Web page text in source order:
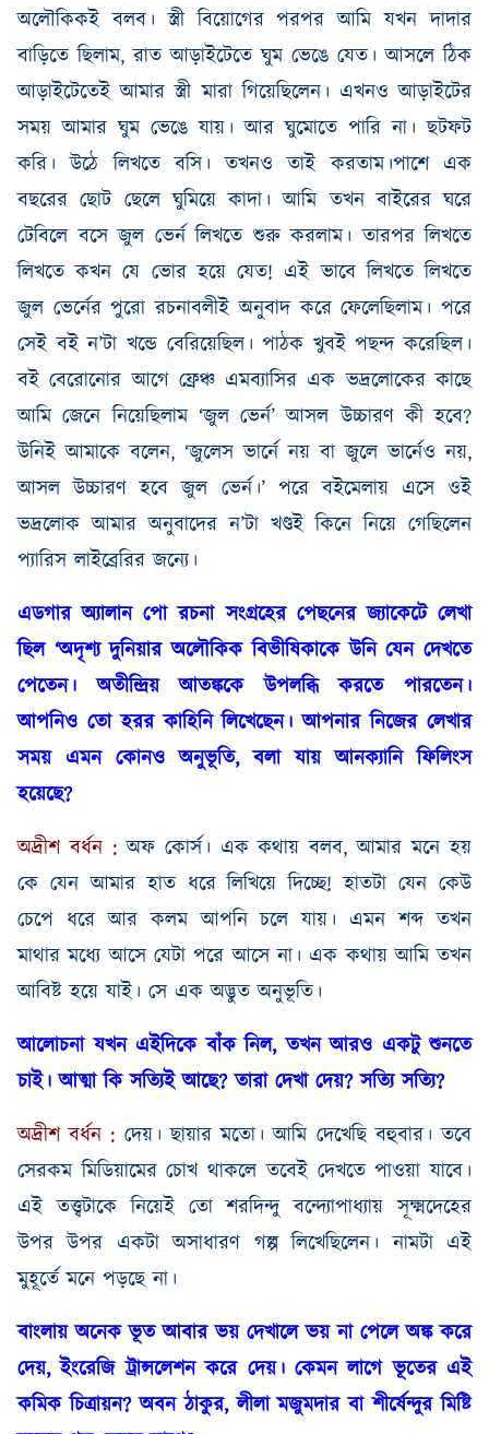
অলৌকিকই বলব। স্ত্রী বিয়োগের পরপর আমি যখন দাদার
বাড়িতে ছিলাম,রাত আড়াইটেতে ঘুম ভেঙে যেত। আসলে ঠিক
আড়াইটেতেই আমার স্ত্রী মারা গিয়েছিলেন। এখনও আড়াইটের
সময় আমার ঘুম ভেঙে যায়। আর ঘুমোতে পারি না। ছটফট
করি। উঠে লিখতে বসি। তখনও তাই করতাম।পাশে এক
বছরের ছোট ছেলে ঘুমিয়ে কাদা। আমি তখন বাইরের ঘরে
টেবিলে বসে জুল ভের্ন লিখতে শুরু করলাম। তারপর লিখতে
লিখতে কখন যে ভোর হয়ে যেত! এই ভাবে লিখতে লিখতে
জুল ভের্নের পুরো রচনাবলীই অনুবাদ করে ফেলেছিলাম। পরে
সেই বই ন’টা খন্ডে বেরিয়েছিল। পাঠক খুবই পছন্দ করেছিল।
বই বেরোনোর আগে ফ্রেঞ্চ এমব্যাসির এক ভদ্রলোকের কাছে
আমি জেনে নিয়েছিলাম ‘জুল ভের্ন’ আসল উচ্চারণ কী হবে?
উনিই আমাকে বলেন, ‘জুলেস ভার্নে নয় বা জুলে ভার্নেও নয়,
আসল উচ্চারণ হবে জুল ভের্ন।’ পরে বইমেলায় এসে ওই
ভদ্রলোক আমার অনুবাদের ন’টা খণ্ডই কিনে নিয়ে গেছিলেন
প্যারিস লাইব্রেরির জন্যে।
এডগার অ্যালান পো রচনা সংগ্রহের পেছনের জ্যাকেটে লেখা
ছিল ‘অদৃশ্য দুনিয়ার অলৌকিক বিভীষিকাকে উনি যেন দেখতে
পেতেন। অতীন্দ্রিয় আতঙ্ককে উপলব্ধি করতে পারতেন।
আপনিও তো হরর কাহিনি লিখেছেন। আপনার নিজের লেখার
সময় এমন কোনও অনুভূতি,বলা যায় আনক্যানি ফিলিংস
হয়েছে?
অদ্রীশ বর্ধন : অফ কোর্স। এক কথায় বলব, আমার মনে হয়
কে যেন আমার হাত ধরে লিখিয়ে দিচ্ছে! হাতটা যেন কেউ
চেপে ধরে আর কলম আপনি চলে যায়। এমন শব্দ তখন
মাথার মধ্যে আসে যেটা পরে আসে না। এক কথায় আমি তখন
আবিষ্ট হয়ে যাই। সে এক অদ্ভুত অনুভূতি।
আলোচনা যখন এইদিকে বাঁক নিল,তখন আরও একটু শুনতে
চাই। আত্মা কি সত্যিই আছে? তারা দেখা দেয়?সত্যি সত্যি?
অদ্রীশ বর্ধন : দেয়। ছায়ার মতো।আমি দেখেছি বহুবার। তবে
সেরকম মিডিয়ামের চোখ থাকলে তবেই দেখতে পাওয়া যাবে।
এই তত্ত্বটাকে নিয়েই তো শরদিন্দু বন্দ্যোপাধ্যায় সূক্ষ্মদেহের
উপর উপর একটা অসাধারণ গল্প লিখেছিলেন। নামটা এই
মুহূর্তে মনে পড়ছে না।
বাংলায় অনেক ভূত আবার ভয় দেখালে ভয় না পেলে অঙ্ক করে
দেয়,ইংরেজি ট্রান্সলেশন করে দেয়। কেমন লাগে ভূতের এই
কমিক চিত্রায়ন?অবন ঠাকুর,লীলা মজুমদার বা শীর্ষেন্দুর মিষ্টি